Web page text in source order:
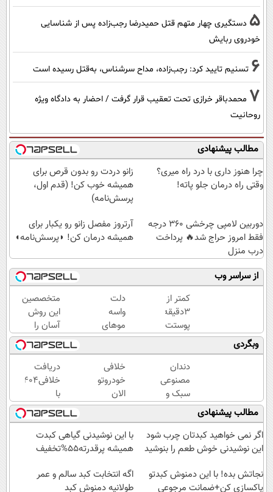
5 دستگیری چهار متهم قتل حمیدرضا رجب‌زاده پس از شناسایی
خودروی ربایش
6 تسنیم تایید کرد: رجب‌زاده، مداح سرشناس، به‌قتل رسیده است
7 محمدباقر خرازی تحت تعقیب قرار گرفت / احضار به دادگاه ویژه
روحانیت
مطالب پیشنهادی
چرا هنوز داری با درد راه میری؟
وقتی راه درمان جلو پاته!
زانو دردت رو بدون قرص برای
همیشه خوب کن! (قدم اول،
پرسش‌نامه)
دوربین لامپی چرخشی 360 درجه
فقط امروز حراج شد🔥 پرداخت
درب منزل
آرتروز مفصل زانو رو یکبار برای
همیشه درمان کن! ◗پرسش‌نامه◖
از سراسر وب
کمتر از
3دقیقه
پوستت
رو
صاف و
بلوری
کن!50%تخفیف
تا
امشب
دلت
واسه
موهای
پرپشتت
تنگ
شده؟
پک
تقویت
مو
با45%تخفیف
متخصصین
این روش
آسان را
برای لاغری
شکم و
پهلو
معرفی
کردند
وبگردی
دندان
مصنوعی
سبک و
مقاوم
می‌خوای؟
پرداخت
اقساطی
داریم!😍
| 📍تهران
خلافی
خودروتو
الان
ببین، با
پلاک و
کد
ملی،
نیاز به
مراجعه
دریافت
خلافی۱۴۰۴
با
جزییات...
(استعلام
و
پرداخت)
مطالب پیشنهادی
اگر نمی خواهید کبدتان چرب شود
این نوشیدنی خوش طعم را بنوشید
با این نوشیدنی گیاهی کبدت
همیشه پرقدرته55%تخفیف
نجاتش بده! با این دمنوش کبدتو
پاکسازی کن+ضمانت مرجوعی
اگه انتخابت کبد سالم و عمر
طولانیه دمنوش کبد